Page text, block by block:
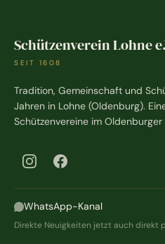
Schützenverein Lohne
SEIT 1608
Tradition, Gemeinschaft und
Jahren in Lohne (Oldenburg).
Schützenvereine im
WhatsApp-Kanal
Direkte Neuigkeiten jetzt auch direkt